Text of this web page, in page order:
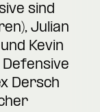
sind
Julian
Kevin
Dersch